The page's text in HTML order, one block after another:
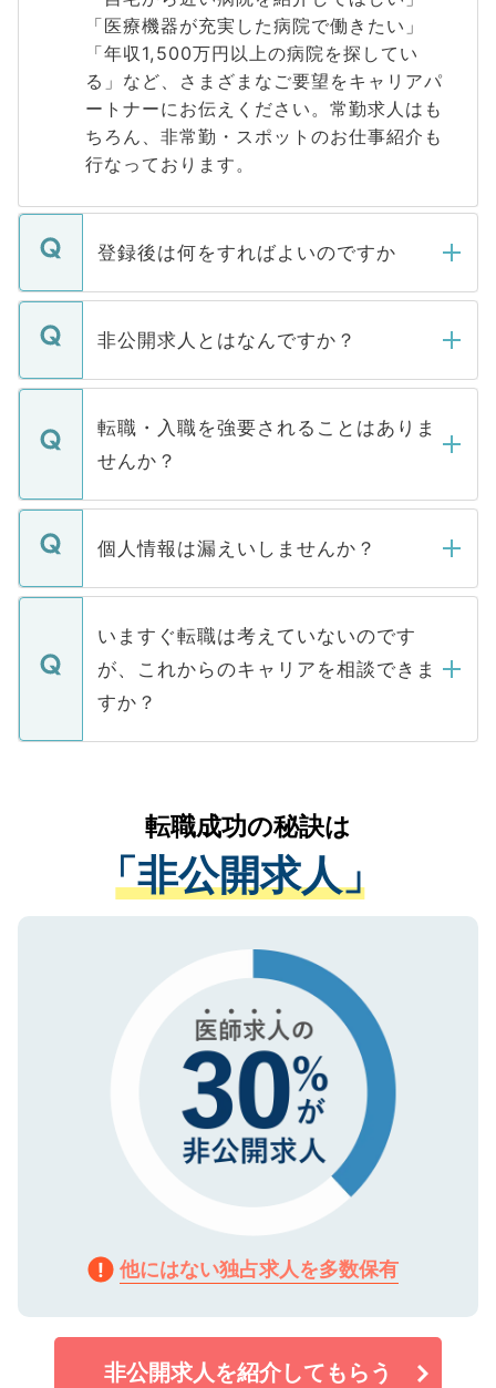
「医療機器が充実した病院で働きたい」
「年収1,500万円以上の病院を探してい
る」など、さまざまなご要望をキャリアパ
ートナーにお伝えください。常勤求人はも
ちろん、非常勤・スポットのお仕事紹介も
行なっております。
登録後は何をすればよいのですか
ご登録いただきましたら、弊社担当者がご
登録内容を確認し、その後メールもしくは
ます。通常、5営業日以内にはご連絡をせて
いただきますので、しばらくお待ちくださ
非公開求人とはなんですか？
マイナビDOCTORで取り扱っている求人の
うち約3割は、Webサイトからご覧いただ
けない「非公開求人」です。非公開求人は
下記の理由によって、一般には公開してい
ません。
■応募殺到を避けるため 人気のある医療機
関を公にしてしまうと、応募が殺到する場
に、医療機関が求める条件に合った人材の
みを人材紹介会社に依頼するケースが増え
ています。
転職・入職を強要されることはありま
せんか？
転職・入職を強要することは一切ありませ
ん。また、仮に応募先から内定をいただい
定を承諾する必要はありません。内定先へ
の辞退の連絡はキャリアパートナーが行い
個人情報は漏えいしませんか？
個人情報が漏えいすることはありませんの
で、ご安心ください。当サイトからの登録
などで収集したご登録者様の個人情報は、
ご本人のキャリアアップおよび転職活動の
支援を目的に使用いたします。お預かりし
ているすべての個人データはご本人の許可
は、個人情報の取り扱いについての厳密な
管理基準を満たした事業者のみに付与され
る、プライバシーマークを取得済みです。
で、機密保持に関してもご安心ください。
いますぐ転職は考えていないのです
が、これからのキャリアを相談できま
すか？
かがいして、現在の医療機関の状況や紹介
経験をまじえながら、適切なアドバイスを
させていただきます。すぐにご転職をされ
ない方には、長期的なサポートが可能です
ので、まずはご登録ください。
転職成功の秘訣は
「非公開求人」
他にはない独占求人を多数保有
非公開求人を紹介してもらう